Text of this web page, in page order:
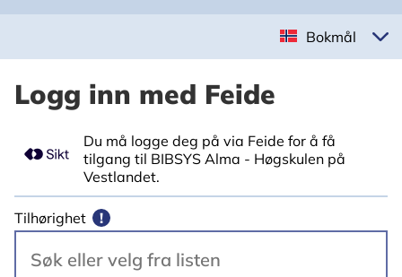
Bokmål
Logg inn med Feide
Du må logge deg på via Feide for å få
tilgang til BIBSYS Alma - Høgskulen på
Vestlandet.
Tilhørighet !